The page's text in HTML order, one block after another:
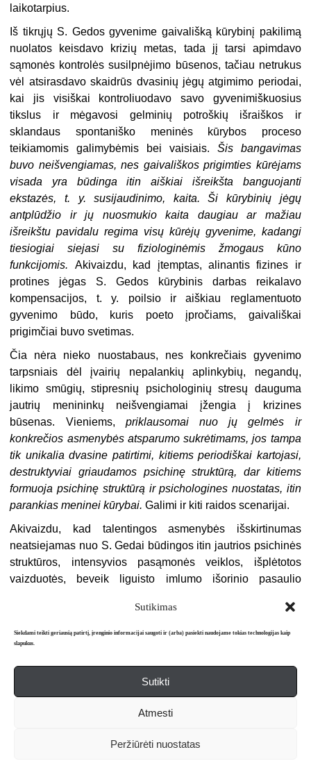
Sutikimas
Siekdami teikti geriausią patirtį, įrenginio informacijai saugoti ir (arba) pasiekti naudojame tokias technologijas kaip
slapukus.
Sutikti
Atmesti
Peržiūrėti nuostatas
laikotarpius.
Iš tikrųjų S. Gedos gyvenime gaivališką kūrybinį pakilimą
nuolatos keisdavo krizių metas, tada jį tarsi apimdavo
sąmonės kontrolės susilpnėjimo būsenos, tačiau netrukus
vėl atsirasdavo skaidrūs dvasinių jėgų atgimimo periodai,
kai jis visiškai kontroliuodavo savo gyvenimiškuosius
tikslus ir mėgavosi gelminių potroškių išraiškos ir
sklandaus spontaniško meninės kūrybos proceso
teikiamomis galimybėmis bei vaisiais. Šis bangavimas
buvo neišvengiamas, nes gaivališkos prigimties kūrėjams
visada yra būdinga itin aiškiai išreikšta banguojanti
ekstazės, t. y. susijaudinimo, kaita. Ši kūrybinių jėgų
antplūdžio ir jų nuosmukio kaita daugiau ar mažiau
išreikštu pavidalu regima visų kūrėjų gyvenime, kadangi
tiesiogiai siejasi su fiziologinėmis žmogaus kūno
funkcijomis. Akivaizdu, kad įtemptas, alinantis fizines ir
protines jėgas S. Gedos kūrybinis darbas reikalavo
kompensacijos, t. y. poilsio ir aiškiau reglamentuoto
gyvenimo būdo, kuris poeto įpročiams, gaivališkai
prigimčiai buvo svetimas.
Čia nėra nieko nuostabaus, nes konkrečiais gyvenimo
tarpsniais dėl įvairių nepalankių aplinkybių, negandų,
likimo smūgių, stipresnių psichologinių stresų dauguma
jautrių menininkų neišvengiamai įžengia į krizines
būsenas. Vieniems, priklausomai nuo jų gelmės ir
konkrečios asmenybės atsparumo sukrėtimams, jos tampa
tik unikalia dvasine patirtimi, kitiems periodiškai kartojasi,
destruktyviai griaudamos psichinę struktūrą, dar kitiems
formuoja psichinę struktūrą ir psichologines nuostatas, itin
parankias meninei kūrybai. Galimi ir kiti raidos scenarijai.
Akivaizdu, kad talentingos asmenybės išskirtinumas
neatsiejamas nuo S. Gedai būdingos itin jautrios psichinės
struktūros, intensyvios pasąmonės veiklos, išplėtotos
vaizduotės, beveik liguisto imlumo išorinio pasaulio
žmogui. Tokios psichiniams ligoniams artimos savybės
pagrįstai mokslininkų traktuojamos kaip itin dėkingi
menininko kūrybinio potencialo elementai arba, kitais
Ir pagaliau dar vienas nemažiau svarbus išskirtinio talento
skiriantis juos nuo daugybės paprastų žmonių – ypatingas